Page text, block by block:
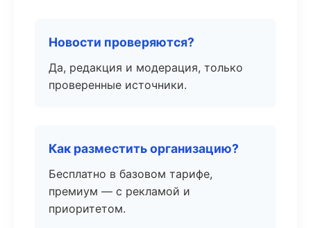
Новости проверяются?
Да, редакция и модерация, только
проверенные источники.
Как разместить организацию?
Бесплатно в базовом тарифе,
премиум — с рекламой и
приоритетом.